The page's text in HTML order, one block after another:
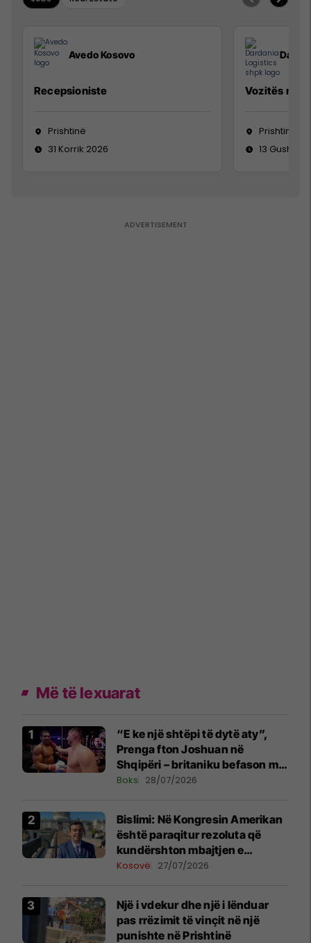
Avedo Kosovo
Recepsioniste
Prishtinë
31 Korrik 2026
Vozitës me
Prishtinë
13 Gusht
Më të lexuarat
“E ke një shtëpi të dytë aty”,
Prenga fton Joshuan në
Shqipëri – britaniku befason me
komentin
Boks 28/07/2026
Bislimi: Në Kongresin Amerikan
është paraqitur rezoluta që
kundërshton mbajtjen e
Asamblesë Parlamentare të
Kosovë 27/07/2026
Një i vdekur dhe një i lënduar
pas rrëzimit të vinçit në një
punishte në Prishtinë